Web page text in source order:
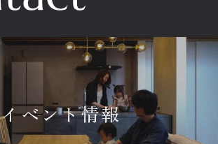
イベント情報